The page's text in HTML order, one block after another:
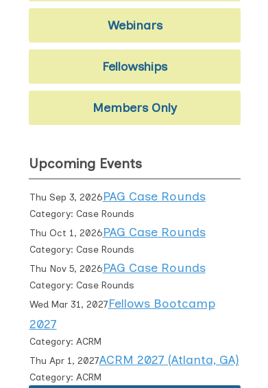
Webinars
Fellowships
Members Only
Upcoming Events
Thu Sep 3, 2026PAG Case Rounds
Category: Case Rounds
Thu Oct 1, 2026PAG Case Rounds
Category: Case Rounds
Thu Nov 5, 2026PAG Case Rounds
Category: Case Rounds
Wed Mar 31, 2027Fellows Bootcamp
2027
Category: ACRM
Thu Apr 1, 2027ACRM 2027 (Atlanta, GA)
Category: ACRM